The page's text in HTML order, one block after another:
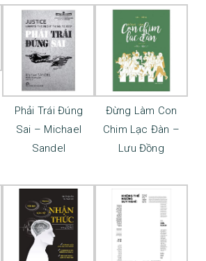
Phải Trái Đúng
Sai – Michael
Sandel
Đừng Làm Con
Chim Lạc Đàn –
Lưu Đồng